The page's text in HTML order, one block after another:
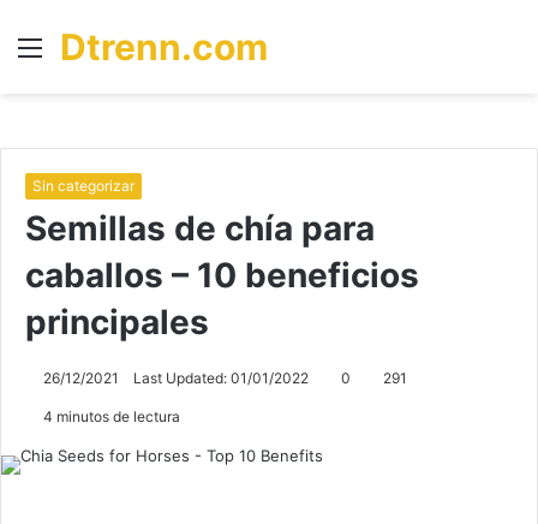
Menú
Dtrenn.com
Sin categorizar
Semillas de chía para
caballos – 10 beneficios
principales
26/12/2021 Last Updated: 01/01/2022 0 291
4 minutos de lectura